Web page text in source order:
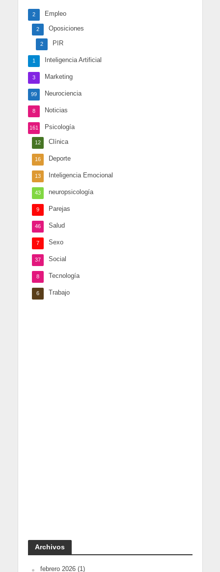
Empleo
2
Oposiciones
2
PIR
2
Inteligencia Artificial
1
Marketing
3
Neurociencia
99
Noticias
8
Psicología
161
Clínica
12
Deporte
16
Inteligencia Emocional
13
neuropsicología
43
Parejas
9
Salud
46
Sexo
7
Social
37
Tecnología
8
Trabajo
6
Archivos
febrero 2026(1)